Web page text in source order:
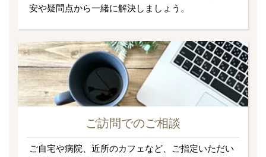
安や疑問点から一緒に解決しましょう。
ご訪問でのご相談
ご自宅や病院、近所のカフェなど、ご指定いただい